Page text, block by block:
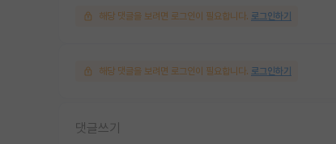
해당 댓글을 보려면 로그인이 필요합니다. 로그인하기
해당 댓글을 보려면 로그인이 필요합니다. 로그인하기
댓글쓰기